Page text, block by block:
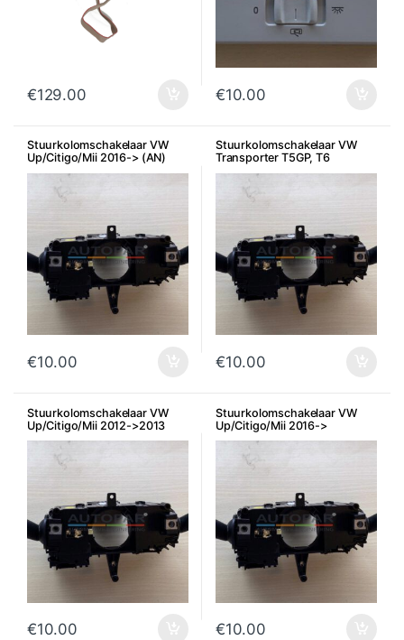
€129.00 €10.00
Stuurkolomschakelaar VW
Up/Citigo/Mii 2016-> (AN)
€10.00
Stuurkolomschakelaar VW
Transporter T5GP, T6
€10.00
Stuurkolomschakelaar VW
Up/Citigo/Mii 2012->2013
€10.00
Stuurkolomschakelaar VW
Up/Citigo/Mii 2016->
€10.00